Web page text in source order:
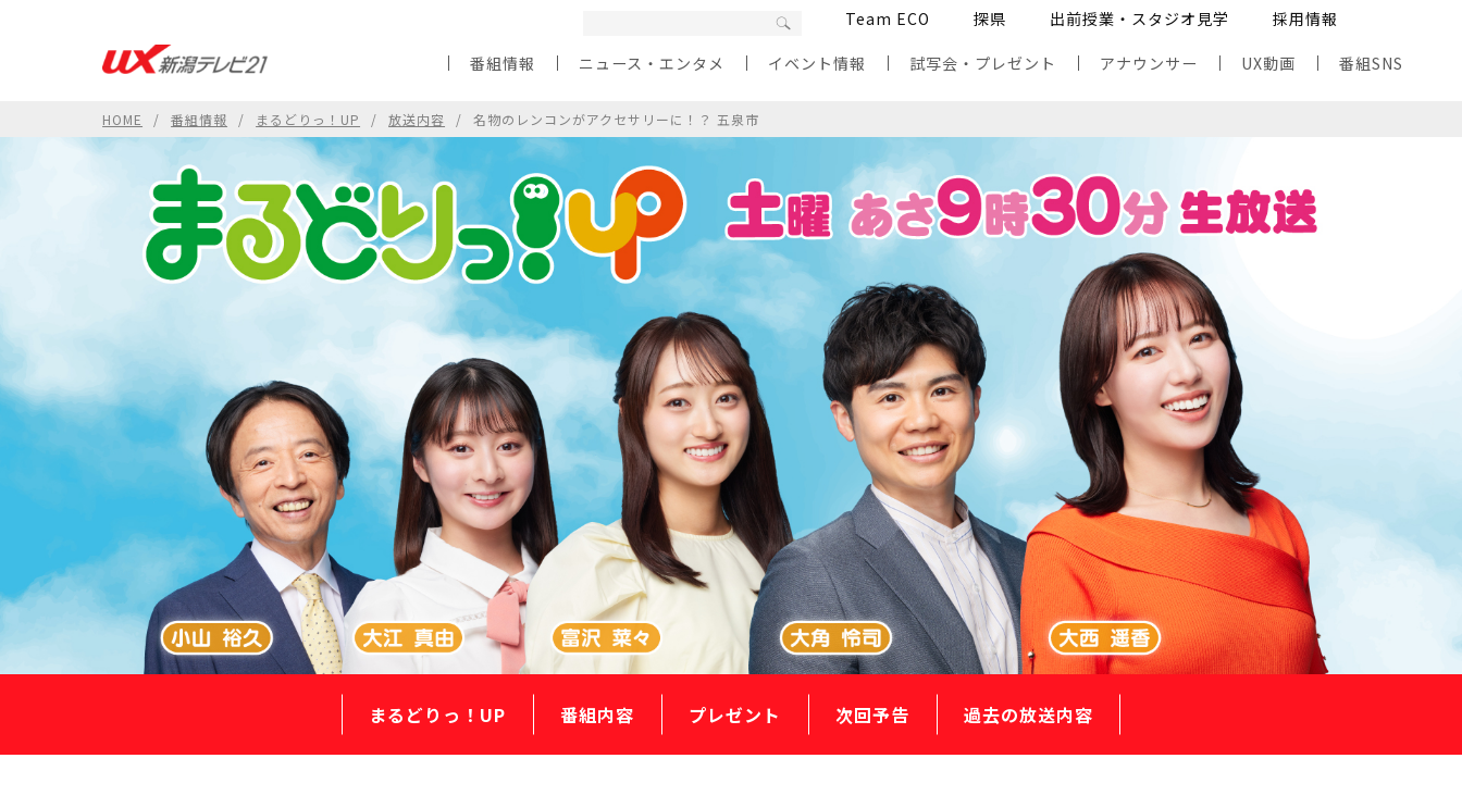
Team ECO 探県 出前授業・スタジオ見学 採用情報
番組情報 ニュース・エンタメ イベント情報 試写会・プレゼント アナウンサー UX動画 番組SNS
HOME 番組情報 まるどりっ！UP 放送内容 名物のレンコンがアクセサリーに！？ 五泉市
まるどりっ！UP 番組内容 プレゼント 次回予告 過去の放送内容